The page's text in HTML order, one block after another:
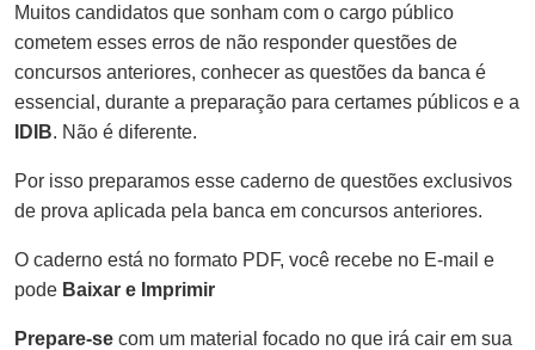
Muitos candidatos que sonham com o cargo público
cometem esses erros de não responder questões de
concursos anteriores, conhecer as questões da banca é
essencial, durante a preparação para certames públicos e a
IDIB. Não é diferente.
Por isso preparamos esse caderno de questões exclusivos
de prova aplicada pela banca em concursos anteriores.
O caderno está no formato PDF, você recebe no E-mail e
pode Baixar e Imprimir
Prepare-se com um material focado no que irá cair em sua